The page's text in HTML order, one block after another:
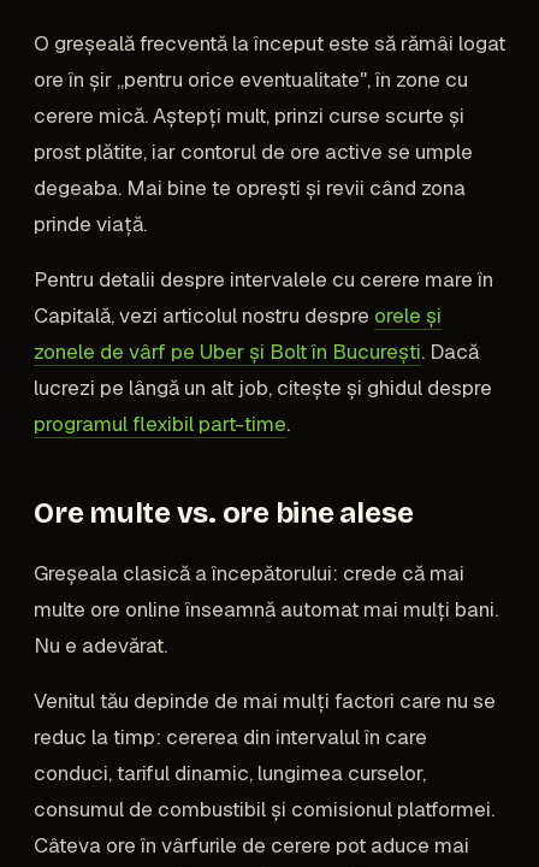
O greșeală frecventă la început este să rămâi logat
ore în șir „pentru orice eventualitate", în zone cu
cerere mică. Aștepți mult, prinzi curse scurte și
prost plătite, iar contorul de ore active se umple
degeaba. Mai bine te oprești și revii când zona
prinde viață.
Pentru detalii despre intervalele cu cerere mare în
Capitală, vezi articolul nostru despre orele și
zonele de vârf pe Uber și Bolt în București. Dacă
lucrezi pe lângă un alt job, citește și ghidul despre
programul flexibil part-time.
Ore multe vs. ore bine alese
Greșeala clasică a începătorului: crede că mai
multe ore online înseamnă automat mai mulți bani.
Nu e adevărat.
Venitul tău depinde de mai mulți factori care nu se
reduc la timp: cererea din intervalul în care
conduci, tariful dinamic, lungimea curselor,
consumul de combustibil și comisionul platformei.
Câteva ore în vârfurile de cerere pot aduce mai